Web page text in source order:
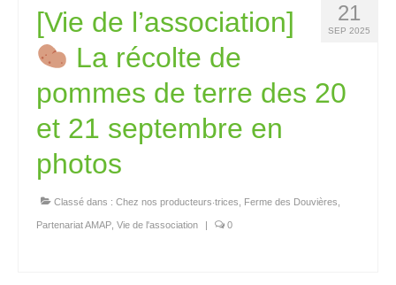
21
SEP 2025
[Vie de l’association]
La récolte de
pommes de terre des 20
et 21 septembre en
photos
Classé dans : Chez nos producteurs‧trices Ferme des Douvières
Partenariat AMAP Vie de l'association 0